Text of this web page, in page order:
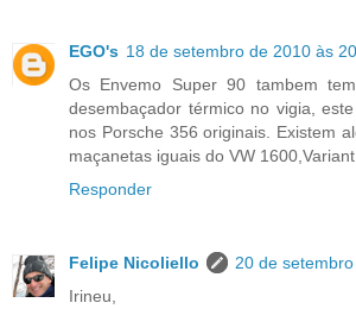
EGO's 18 de setembro de 2010 às
Os Envemo Super 90 tambem
desembaçador térmico no vigia,
nos Porsche 356 originais. Existem
maçanetas iguais do VW
Responder
Felipe Nicoliello
20 de
Irineu,